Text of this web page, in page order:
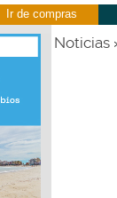
Ir de compras
Noticias